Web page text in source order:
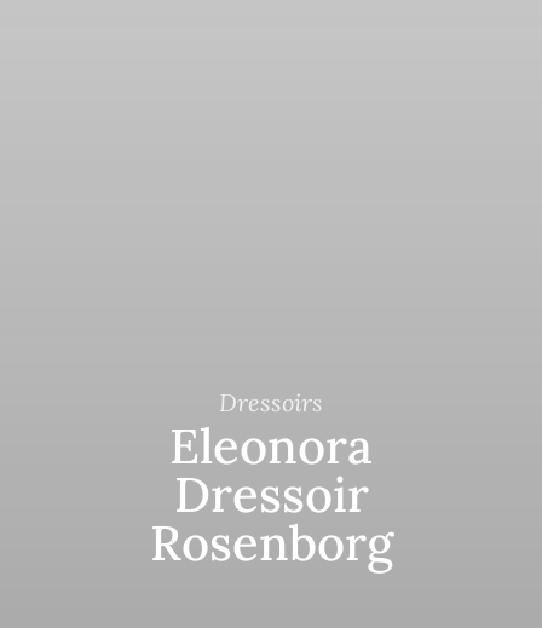
Dressoirs
Eleonora
Dressoir
Rosenborg